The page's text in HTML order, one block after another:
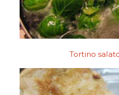
Tortino